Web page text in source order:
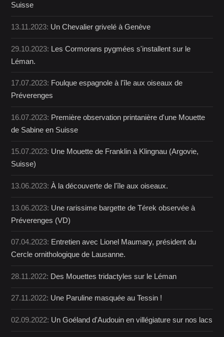
Suisse
13.11.2023: Un Chevalier grivelé à Genève
29.10.2023: Les Cormorans pygmées s'installent sur le
Léman.
17.07.2023: Foulque espagnole à l'île aux oiseaux de
Préverenges
16.07.2023: Première observation printanière d'une Mouette
de Sabine en Suisse
15.07.2023: Une Mouette de Franklin à Klingnau (Argovie,
Suisse)
13.06.2023:À la découverte de l'île aux oiseaux.
13.06.2023: Une rarissime bargette de Térek observée à
Préverenges (VD)
07.04.2023: Entretien avec Lionel Maumary, président du
Cercle ornithologique de Lausanne.
28.11.2022: Des Mouettes tridactyles sur le Léman
27.11.2022: Une Paruline masquée au Tessin !
02.09.2022: Un Goéland d'Audouin en villégiature sur nos lacs